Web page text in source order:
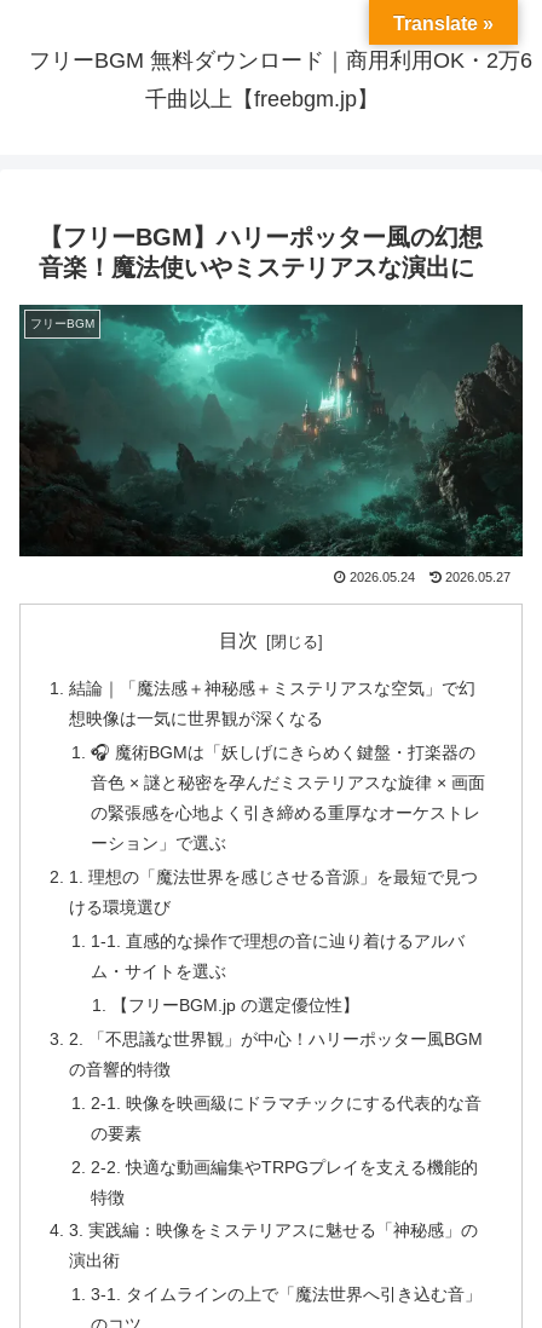
フリーBGM 無料ダウンロード｜商用利用OK・2万6
千曲以上【freebgm.jp】
【フリーBGM】ハリーポッター風の幻想
音楽！魔法使いやミステリアスな演出に
フリーBGM
2026.05.24 2026.05.27
目次
結論｜「魔法感＋神秘感＋ミステリアスな空気」で幻
想映像は一気に世界観が深くなる
🎧 魔術BGMは「妖しげにきらめく鍵盤・打楽器の
音色 × 謎と秘密を孕んだミステリアスな旋律 × 画面
の緊張感を心地よく引き締める重厚なオーケストレ
ーション」で選ぶ
1. 理想の「魔法世界を感じさせる音源」を最短で見つ
ける環境選び
1-1. 直感的な操作で理想の音に辿り着けるアルバ
ム・サイトを選ぶ
【フリーBGM.jp の選定優位性】
2. 「不思議な世界観」が中心！ハリーポッター風BGM
の音響的特徴
2-1. 映像を映画級にドラマチックにする代表的な音
の要素
2-2. 快適な動画編集やTRPGプレイを支える機能的
特徴
3. 実践編：映像をミステリアスに魅せる「神秘感」の
演出術
3-1. タイムラインの上で「魔法世界へ引き込む音」
Translate »